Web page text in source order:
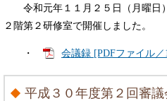
令和元年１１月２５日（月曜日
２階第２研修室で開催しました。
・ 会議録 [PDFファイル／
平成３０年度第２回審議